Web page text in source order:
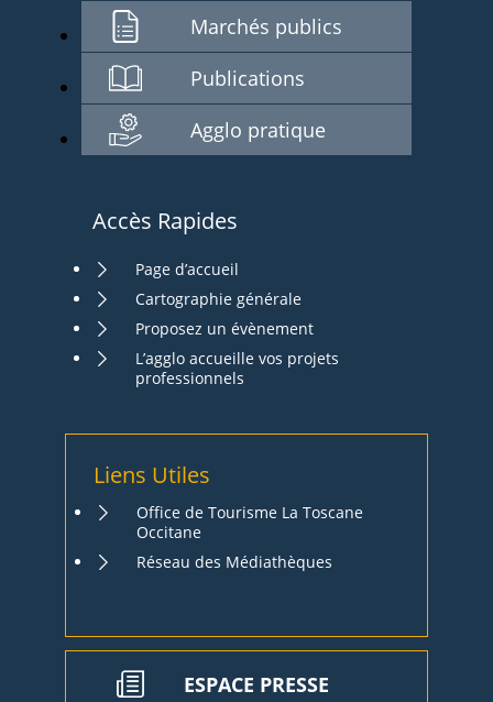
Marchés publics
Publications
Agglo pratique
Accès Rapides
Page d’accueil
Cartographie générale
Proposez un évènement
L’agglo accueille vos projets
professionnels
Liens Utiles
Office de Tourisme La Toscane
Occitane
Réseau des Médiathèques
ESPACE PRESSE